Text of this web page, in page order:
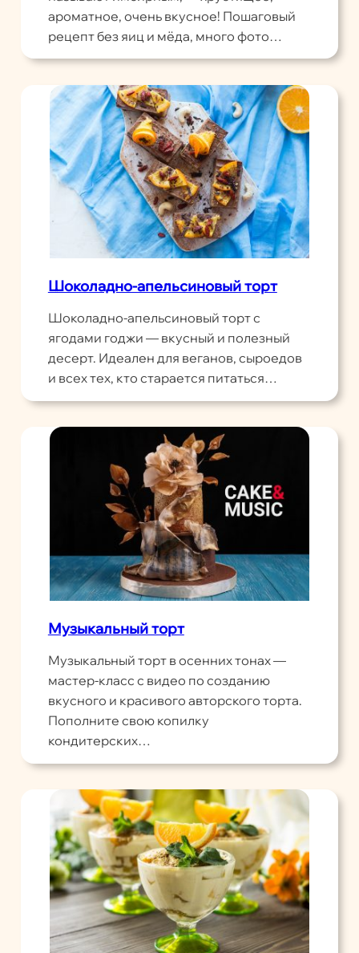
ароматное, очень вкусное! Пошаговый
рецепт без яиц и мёда, много фото…
Шоколадно-апельсиновый торт
Шоколадно-апельсиновый торт с
ягодами годжи — вкусный и полезный
десерт. Идеален для веганов, сыроедов
и всех тех, кто старается питаться…
Музыкальный торт
Музыкальный торт в осенних тонах —
мастер-класс с видео по созданию
вкусного и красивого авторского торта.
Пополните свою копилку
кондитерских…